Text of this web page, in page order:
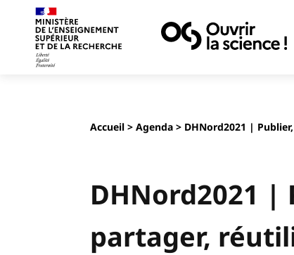
Accueil> Agenda> DHNord2021 |
DHNord2021 |
partager,